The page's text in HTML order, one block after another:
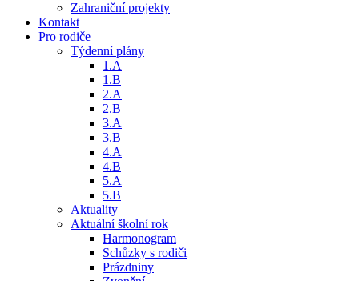
Zahraniční projekty
Kontakt
Pro rodiče
Týdenní plány
1.A
1.B
2.A
2.B
3.A
3.B
4.A
4.B
5.A
5.B
Aktuality
Aktuální školní rok
Harmonogram
Schůzky s rodiči
Prázdniny